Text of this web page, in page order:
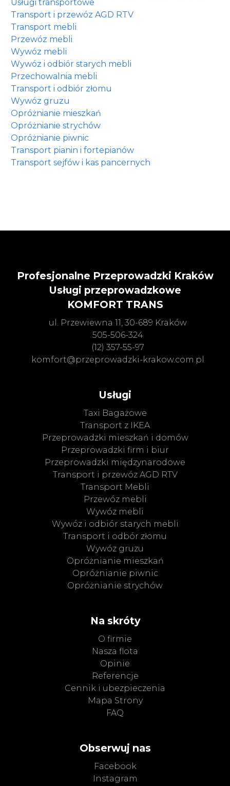
Usługi transportowe
Transport i przewóz AGD RTV
Transport mebli
Przewóz mebli
Wywóz mebli
Wywóz i odbiór starych mebli
Przechowalnia mebli
Transport i odbiór złomu
Wywóz gruzu
Opróżnianie mieszkań
Opróżnianie strychów
Opróżnianie piwnic
Transport pianin i fortepianów
Transport sejfów i kas pancernych
Profesjonalne Przeprowadzki Kraków
Usługi przeprowadzkowe
KOMFORT TRANS
ul. Przewiewna 11, 30-689 Kraków
505-506-324
(12) 357-55-97
komfort@przeprowadzki-krakow.com.pl
Usługi
Taxi Bagażowe
Transport z IKEA
Przeprowadzki mieszkań i domów
Przeprowadzki firm i biur
Przeprowadzki międzynarodowe
Transport i przewóz AGD RTV
Transport Mebli
Przewóz mebli
Wywóz mebli
Wywóz i odbiór starych mebli
Transport i odbór złomu
Wywóz gruzu
Opróżnianie mieszkań
Opróżnianie piwnic
Opróżnianie strychów
Na skróty
O firmie
Nasza flota
Opinie
Referencje
Cennik i ubezpieczenia
Mapa Strony
FAQ
Obserwuj nas
Facebook
Instagram